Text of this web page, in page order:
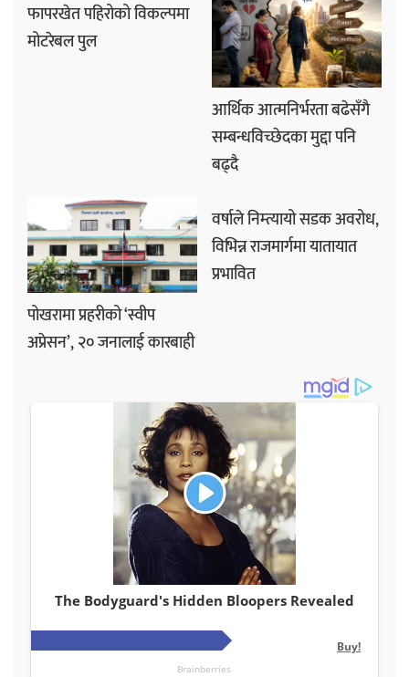
फापरखेत पहिरोको विकल्पमा
मोटरेबल पुल
आर्थिक आत्मनिर्भरता बढेसँगै
सम्बन्धविच्छेदका मुद्दा पनि
बढ्दै
पोखरामा प्रहरीको ‘स्वीप
अप्रेसन’, २० जनालाई कारबाही
वर्षाले निम्त्यायो सडक अवरोध,
विभिन्न राजमार्गमा यातायात
प्रभावित